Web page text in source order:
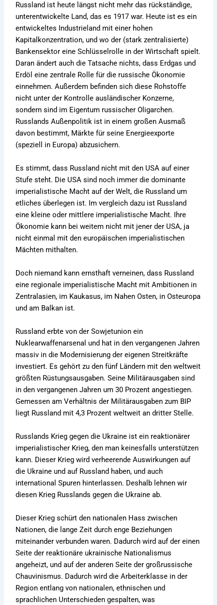
Russland ist heute längst nicht mehr das rückständige,
unterentwickelte Land, das es 1917 war. Heute ist es ein
entwickeltes Industrieland mit einer hohen
Kapitalkonzentration, und wo der (stark zentralisierte)
Bankensektor eine Schlüsselrolle in der Wirtschaft spielt.
Daran ändert auch die Tatsache nichts, dass Erdgas und
Erdöl eine zentrale Rolle für die russische Ökonomie
einnehmen. Außerdem befinden sich diese Rohstoffe
nicht unter der Kontrolle ausländischer Konzerne,
sondern sind im Eigentum russischer Oligarchen.
Russlands Außenpolitik ist in einem großen Ausmaß
davon bestimmt, Märkte für seine Energieexporte
(speziell in Europa) abzusichern.
Es stimmt, dass Russland nicht mit den USA auf einer
Stufe steht. Die USA sind noch immer die dominante
imperialistische Macht auf der Welt, die Russland um
etliches überlegen ist. Im vergleich dazu ist Russland
eine kleine oder mittlere imperialistische Macht. Ihre
Ökonomie kann bei weitem nicht mit jener der USA, ja
nicht einmal mit den europäischen imperialistischen
Mächten mithalten.
Doch niemand kann ernsthaft verneinen, dass Russland
eine regionale imperialistische Macht mit Ambitionen in
Zentralasien, im Kaukasus, im Nahen Osten, in Osteuropa
und am Balkan ist.
Russland erbte von der Sowjetunion ein
Nuklearwaffenarsenal und hat in den vergangenen Jahren
massiv in die Modernisierung der eigenen Streitkräfte
investiert. Es gehört zu den fünf Ländern mit den weltweit
größten Rüstungsausgaben. Seine Militärausgaben sind
in den vergangenen Jahren um 30 Prozent angestiegen.
Gemessen am Verhältnis der Militärausgaben zum BIP
liegt Russland mit 4,3 Prozent weltweit an dritter Stelle.
Russlands Krieg gegen die Ukraine ist ein reaktionärer
imperialistischer Krieg, den man keinesfalls unterstützen
kann. Dieser Krieg wird verheerende Auswirkungen auf
die Ukraine und auf Russland haben, und auch
international Spuren hinterlassen. Deshalb lehnen wir
diesen Krieg Russlands gegen die Ukraine ab.
Dieser Krieg schürt den nationalen Hass zwischen
Nationen, die lange Zeit durch enge Beziehungen
miteinander verbunden waren. Dadurch wird auf der einen
Seite der reaktionäre ukrainische Nationalismus
angeheizt, und auf der anderen Seite der großrussische
Chauvinismus. Dadurch wird die Arbeiterklasse in der
Region entlang von nationalen, ethnischen und
sprachlichen Unterschieden gespalten, was